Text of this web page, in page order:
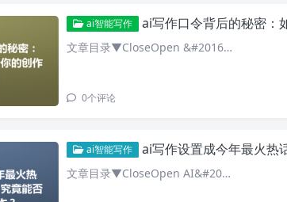
ai智能写作 ai写作口令背后的秘密：如
文章目录▼CloseOpen &#2016…
0个评论
ai智能写作 ai写作设置成今年最火热话题
文章目录▼CloseOpen AI&#20…